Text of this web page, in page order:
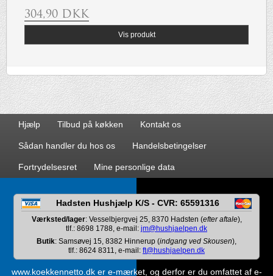
304,90 DKK
Vis produkt
Hjælp Tilbud på køkken Kontakt os
Sådan handler du hos os Handelsbetingelser
Fortrydelsesret Mine personlige data
Hadsten Hushjælp K/S - CVR: 65591316
Værksted/lager: Vesselbjergvej 25, 8370 Hadsten (efter aftale),
tlf.: 8698 1788, e-mail: jm@hushjaelpen.dk
Butik: Samsøvej 15, 8382 Hinnerup (indgang ved Skousen),
tlf.: 8624 8311, e-mail: ft@hushjaelpen.dk
www.koekkennetto.dk er e-mærket, og derfor er du omfattet af e-